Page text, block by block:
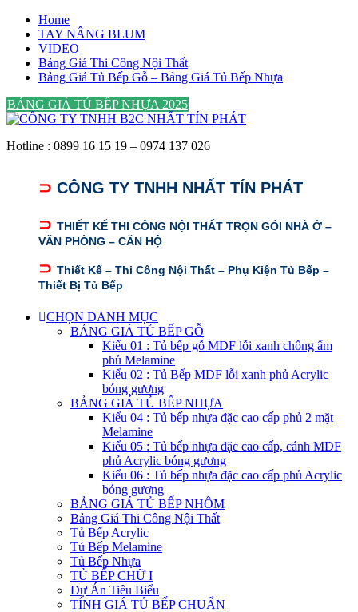
Skip
content
Home
TAY NÂNG BLUM
VIDEO
Bảng Giá Thi Công Nội Thất
Bảng Giá Tủ Bếp Gỗ – Bảng Giá Tủ Bếp Nhựa
BẢNG GIÁ TỦ BẾP NHỰA 2025
Hotline : 0899 16 15 19 – 0974 137 026
⊃ CÔNG TY TNHH NHẤT TÍN PHÁT
⊃ THIẾT KẾ THI CÔNG NỘI THẤT TRỌN GÓI NHÀ Ở –
VĂN PHÒNG – CĂN HỘ
⊃ Thiết Kế – Thi Công Nội Thất – Phụ Kiện Tủ Bếp –
Thiết Bị Tủ Bếp
CHỌN DANH MỤC
BẢNG GIÁ TỦ BẾP GỖ
Kiểu 01 : Tủ bếp gỗ MDF lỗi xanh chống ẩm
phủ Melamine
Kiểu 02 : Tủ Bếp MDF lỗi xanh phủ Acrylic
bóng gương
BẢNG GIÁ TỦ BẾP NHỰA
Kiểu 04 : Tủ bếp nhựa đặc cao cấp phủ 2 mặt
Melamine
Kiểu 05 : Tủ bếp nhựa đặc cao cấp, cánh MDF
phủ Acrylic bóng gương
Kiểu 06 : Tủ bếp nhựa đặc cao cấp phủ Acrylic
bóng gương
BẢNG GIÁ TỦ BẾP NHÔM
Bảng Giá Thi Công Nội Thất
Tủ Bếp Acrylic
Tủ Bếp Melamine
Tủ Bếp Nhựa
TỦ BẾP CHỮ I
Dự Án Tiêu Biểu
TÍNH GIÁ TỦ BẾP CHUẨN